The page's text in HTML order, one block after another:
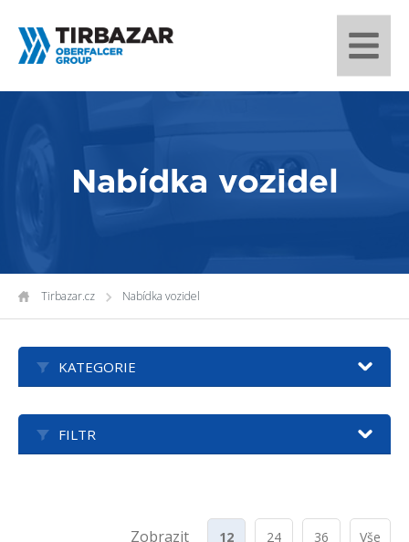
Nabídka vozidel
Tirbazar.cz Nabídka vozidel
KATEGORIE
FILTR
Zobrazit 12 24 36 Vše